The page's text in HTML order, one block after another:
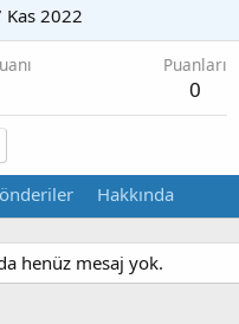
Kas 2022
Puanları
0
Hakkında
henüz mesaj yok.